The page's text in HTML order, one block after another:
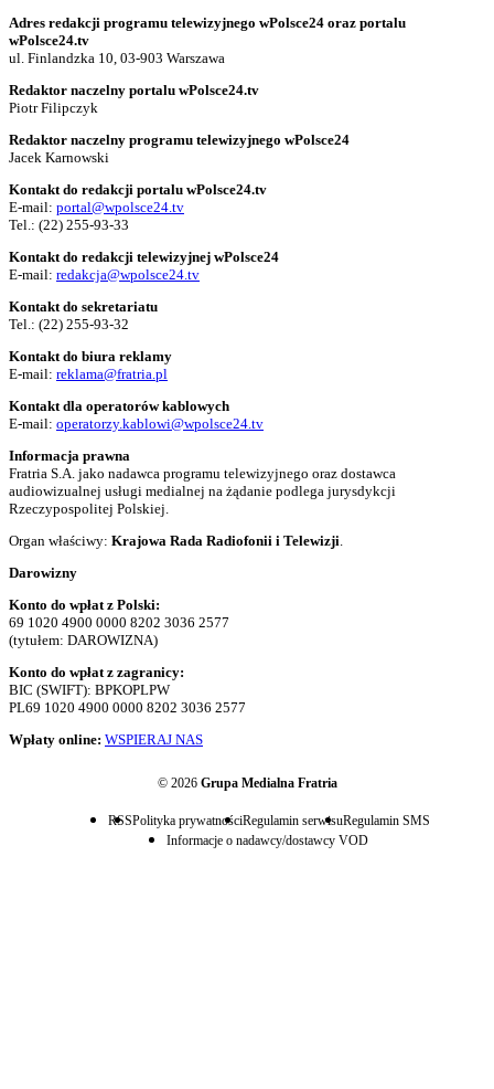
Adres redakcji programu telewizyjnego wPolsce24 oraz portalu
wPolsce24.tv
ul. Finlandzka 10, 03-903 Warszawa
Redaktor naczelny portalu wPolsce24.tv
Piotr Filipczyk
Redaktor naczelny programu telewizyjnego wPolsce24
Jacek Karnowski
Kontakt do redakcji portalu wPolsce24.tv
E-mail: portal@wpolsce24.tv
Tel.: (22) 255-93-33
Kontakt do redakcji telewizyjnej wPolsce24
E-mail: redakcja@wpolsce24.tv
Kontakt do sekretariatu
Tel.: (22) 255-93-32
Kontakt do biura reklamy
E-mail: reklama@fratria.pl
Kontakt dla operatorów kablowych
E-mail: operatorzy.kablowi@wpolsce24.tv
Informacja prawna
Fratria S.A. jako nadawca programu telewizyjnego oraz dostawca
audiowizualnej usługi medialnej na żądanie podlega jurysdykcji
Rzeczypospolitej Polskiej.
Organ właściwy: Krajowa Rada Radiofonii i Telewizji
Darowizny
Konto do wpłat z Polski:
69 1020 4900 0000 8202 3036 2577
(tytułem: DAROWIZNA)
Konto do wpłat z zagranicy:
BIC (SWIFT): BPKOPLPW
PL69 1020 4900 0000 8202 3036 2577
Wpłaty online: WSPIERAJ NAS
© 2026 Grupa Medialna Fratria
RSSPolityka prywatnościRegulamin serwisuRegulamin SMS
Informacje o nadawcy/dostawcy VOD